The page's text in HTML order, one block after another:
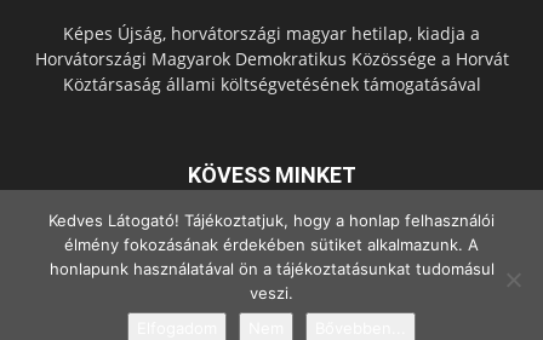
Képes Újság, horvátországi magyar hetilap, kiadja a
Horvátországi Magyarok Demokratikus Közössége a Horvát
Köztársaság állami költségvetésének támogatásával
KÖVESS MINKET
Kedves Látogató! Tájékoztatjuk, hogy a honlap felhasználói
élmény fokozásának érdekében sütiket alkalmazunk. A
honlapunk használatával ön a tájékoztatásunkat tudomásul
veszi.